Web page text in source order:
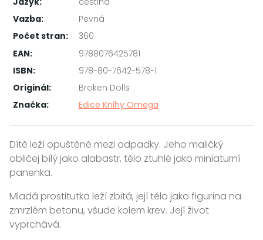
Vazba:
Pevná
Počet stran:
360
EAN:
9788076425781
ISBN:
978-80-7642-578-1
Originál:
Broken Dolls
Značka:
Edice Knihy Omega
Dítě leží opuštěné mezi odpadky. Jeho maličký
obličej bílý jako alabastr, tělo ztuhlé jako miniaturní
panenka.
Mladá prostitutka leží zbitá, její tělo jako figurína na
zmrzlém betonu, všude kolem krev. Její život
vyprchává.